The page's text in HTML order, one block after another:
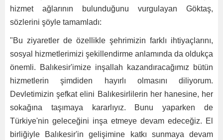
hizmet ağlarının bulunduğunu vurgulayan Göktaş,
sözlerini şöyle tamamladı:
"Bu ziyaretler de özellikle şehrimizin farklı ihtiyaçlarını,
sosyal hizmetlerimizi şekillendirme anlamında da oldukça
önemli. Balıkesir'imize inşallah kazandıracağımız bütün
hizmetlerin şimdiden hayırlı olmasını diliyorum.
Devletimizin şefkat elini Balıkesirlilerin her hanesine, her
sokağına taşımaya kararlıyız. Bunu yaparken de
Türkiye'nin geleceğini inşa etmeye devam edeceğiz. El
birliğiyle Balıkesir'in gelişimine katkı sunmaya devam